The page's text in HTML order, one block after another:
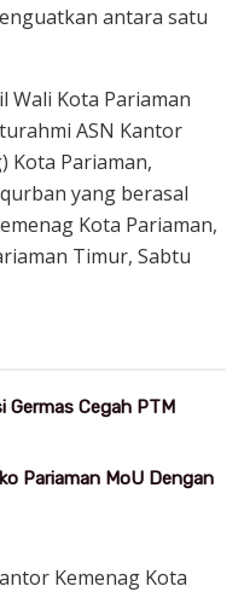
antara satu
Wali Kota Pariaman
ASN Kantor
Kota Pariaman,
yang berasal
Kota Pariaman,
Timur, Sabtu
Germas Cegah PTM
Pariaman MoU Dengan
Kemenag Kota